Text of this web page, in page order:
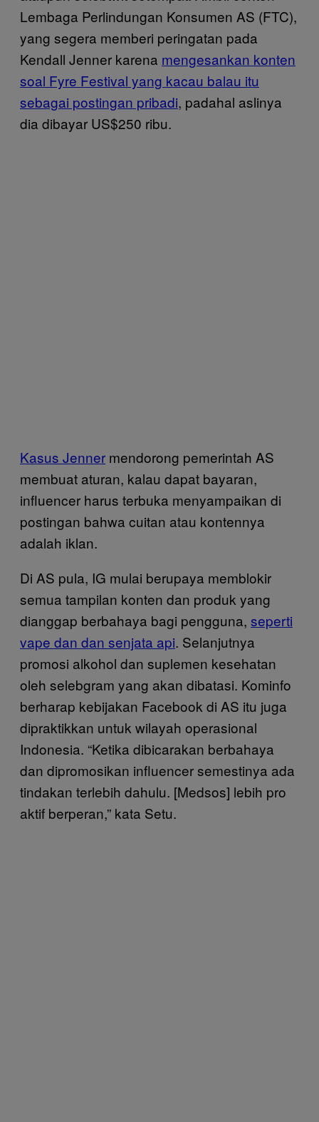
Lembaga Perlindungan Konsumen AS (FTC),
yang segera memberi peringatan pada
Kendall Jenner karena mengesankan konten
soal Fyre Festival yang kacau balau itu
sebagai postingan pribadi, padahal aslinya
dia dibayar US$250 ribu.
Kasus Jenner mendorong pemerintah AS
membuat aturan, kalau dapat bayaran,
influencer harus terbuka menyampaikan di
postingan bahwa cuitan atau kontennya
adalah iklan.
Di AS pula, IG mulai berupaya memblokir
semua tampilan konten dan produk yang
dianggap berbahaya bagi pengguna, seperti
vape dan dan senjata api. Selanjutnya
promosi alkohol dan suplemen kesehatan
oleh selebgram yang akan dibatasi. Kominfo
berharap kebijakan Facebook di AS itu juga
dipraktikkan untuk wilayah operasional
Indonesia. “Ketika dibicarakan berbahaya
dan dipromosikan influencer semestinya ada
tindakan terlebih dahulu. [Medsos] lebih pro
aktif berperan,” kata Setu.